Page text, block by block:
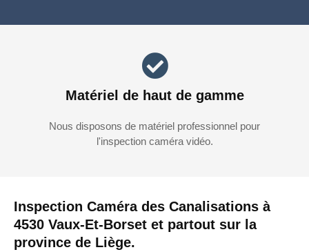
Inspection Caméra des Canalisations à
4530 Vaux-Et-Borset et partout sur la
province de Liège.
Matériel de haut de gamme
Nous disposons de matériel professionnel pour
l'inspection caméra vidéo.